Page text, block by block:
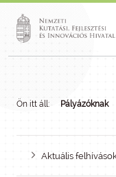
Ön itt áll: Pályázóknak
Aktuális